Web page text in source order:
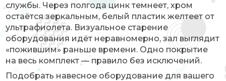
службы. Через полгода цинк темнеет, хром
остаётся зеркальным, белый пластик желтеет от
ультрафиолета. Визуальное старение
оборудования идёт неравномерно, зал выглядит
«пожившим» раньше времени. Одно покрытие
на весь комплект — правило без исключений.
Подобрать навесное оборудование для вашего